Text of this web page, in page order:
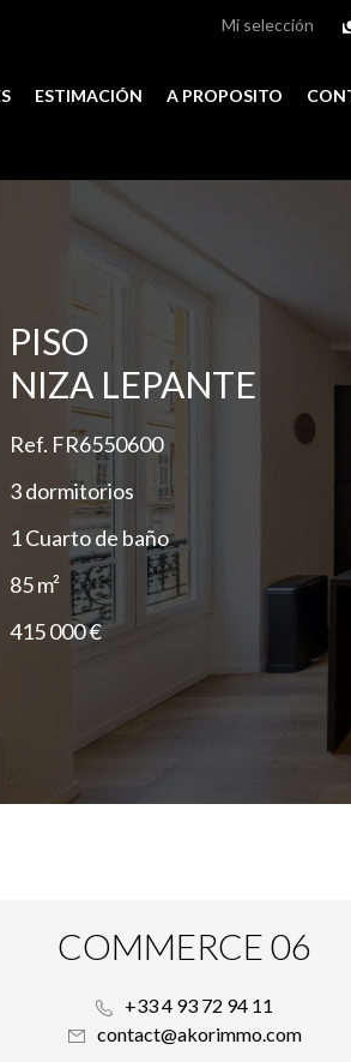
Mi selección
ESTIMACIÓN A PROPOSITO
PISO
NIZA LEPANTE
Ref. FR6550600
3 dormitorios
1 Cuarto de baño
85 m²
415 000 €
COMMERCE 06
+33 4 93 72 94 11
contact@akorimmo.com